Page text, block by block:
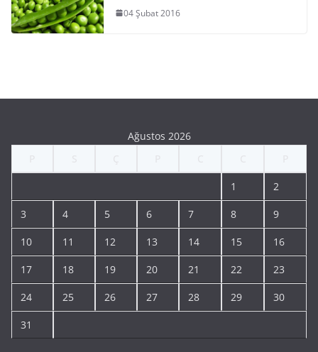
04 Şubat 2016
Ağustos 2026
1 2
3 4 5 6 7 8 9
10 11 12 13 14 15 16
17 18 19 20 21 22 23
24 25 26 27 28 29 30
31